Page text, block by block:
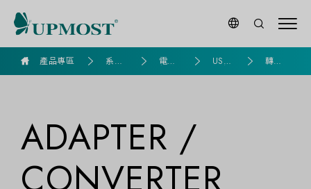
goldennet
產品專區 系列 電腦
組裝
USB
擴充
轉接
ADAPTER /